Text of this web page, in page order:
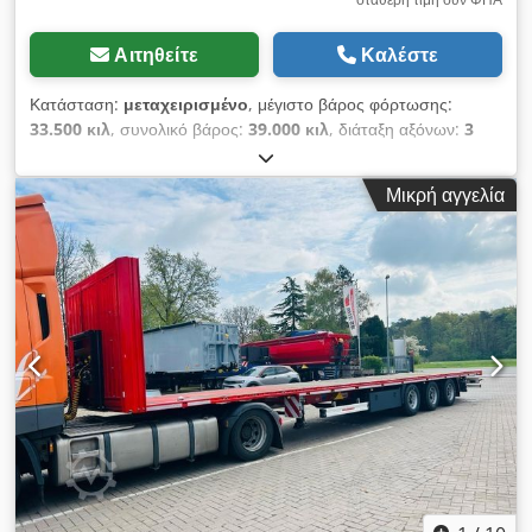
τοποθετημένης στην κατεύθυνση της κίνησης, στα αριστερά
πίσω από τη μονάδα άξονα. Η θέση οδήγησης ρυθμίζεται
αυτόματα. 34320.001: 2 ασφαλείς κεφαλές σύζευξης μπροστά,
ISO 1728. 34410.010: Δοχείο αέρα για το σύστημα φρένων και
την αποθήκευση αέρα από χάλυβα (EN 286-2). Δάπεδο
40510.120: Πλαίσιο δαπέδου, πάχους περίπου 30 mm. I
40513.020: Δάπεδο, με αρμούς σε όλο το περίγραμμα. I
40542.023: Θήκες για την τοποθέτηση τετράγωνων σωλήνων,
περίπου 80 x 80 mm. Τοποθέτηση σύμφωνα με το σχέδιο J9: 8
ράβδοι θηκών (18 θήκες ανά ράβδο: 4 θήκες εξωτερικά και 10
θήκες στο κέντρο). Υπερκατασκευή I 46538.010: Πληροί τις
απαιτήσε
Αιτηθείτε Καλέστε
Κατάσταση: μεταχειρισμένο, μέγιστο βάρος φόρτωσης:
33.500 κιλ, συνολικό βάρος: 39.000 κιλ, διάταξη αξόνων: 3
05/2010
φόρτωσης:13.620 χιλ., πλάτος χώρου φόρτωσης:2.500 χιλ.,
Εξοπλισμός:
ABS, Λόγω του τεράστιου αριθμού των
μηνυμάτων ηλεκτρονικού ταχυδρομείου που αποστέλλονται με
σκοπό την απάτη (phishing) και της ανεπιθύμητης
αλληλογραφίας (spam), τα αιτήματα που υποβάλλονται μέσω
ηλεκτρονικού ταχυδρομείου θα διεκπεραιώνονται πλέον μόνο
εφόσον αναφέρεται ο έγκυρος αριθμός τηλεφώνου σας!
Δυστυχώς, δεν μπορούμε να διεκπεραιώσουμε αιτήματα που
υποβάλλονται μέσω ηλεκτρονικού ταχυδρομείου και δεν
περιλαμβάνουν αριθμό τηλεφώνου! Σας ευχαριστούμε για την
κατανόηση. Για τηλεφωνικές επικοινωνίες και επικοινωνία μέσω
WhatsApp, παρακαλούμε να αναφέρετε: * Πλατφόρμα χωρίς
πλευρικές επιφάνειες * Υπάρχουν βάσεις για την τοποθέτηση
πλευρικών επιφανειών * Γερμανικό ημιρυμουλκούμενο *
Μικρή αγγελία